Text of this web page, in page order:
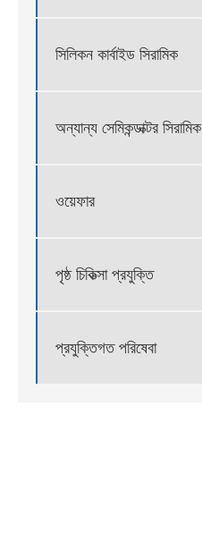
সিলিকন কার্বাইড সিরামিক
অন্যান্য সেমিকন্ডাক্টর সিরামিক
ওয়েফার
পৃষ্ঠ চিকিত্সা প্রযুক্তি
প্রযুক্তিগত পরিষেবা